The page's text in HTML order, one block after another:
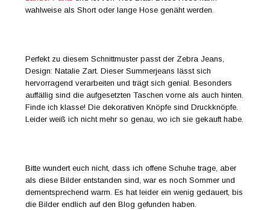
wahlweise als Short oder lange Hose genäht werden.
Perfekt zu diesem Schnittmuster passt der Zebra Jeans,
Design: Natalie Zart. Dieser Summerjeans lässt sich
hervorragend verarbeiten und trägt sich genial. Besonders
auffällig sind die aufgesetzten Taschen vorne als auch hinten.
Finde ich klasse! Die dekorativen Knöpfe sind Druckknöpfe.
Leider weiß ich nicht mehr so genau, wo ich sie gekauft habe.
Bitte wundert euch nicht, dass ich offene Schuhe trage, aber
als diese Bilder entstanden sind, war es noch Sommer und
dementsprechend warm. Es hat leider ein wenig gedauert, bis
die Bilder endlich auf den Blog gefunden haben.